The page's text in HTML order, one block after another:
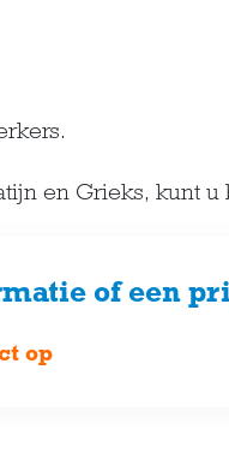
en Grieks, kunt u
of een
op